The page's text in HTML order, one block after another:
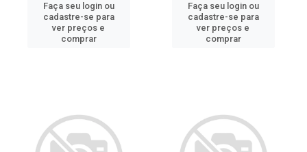
Faça seu login ou
cadastre-se para
ver preços e
comprar
Faça seu login ou
cadastre-se para
ver preços e
comprar